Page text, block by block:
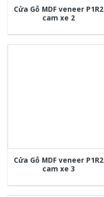
Cửa Gỗ MDF veneer P1R2
cam xe 2
Cửa Gỗ MDF veneer P1R2
cam xe 3